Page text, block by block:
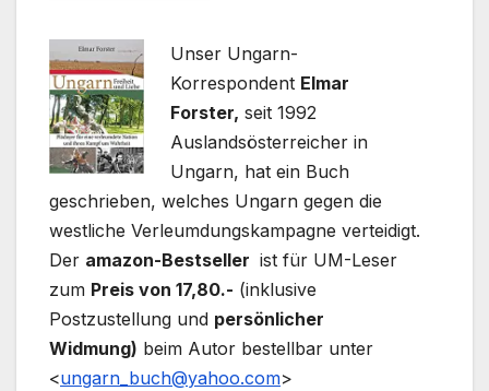
Unser Ungarn-
Korrespondent Elmar
Forster, seit 1992
Auslandsösterreicher in
Ungarn, hat ein Buch
geschrieben, welches Ungarn gegen die
westliche Verleumdungskampagne verteidigt.
Der amazon-Bestseller ist für UM-Leser
zum Preis von 17,80.- (inklusive
Postzustellung und persönlicher
Widmung) beim Autor bestellbar unter
<ungarn_buch@yahoo.com>